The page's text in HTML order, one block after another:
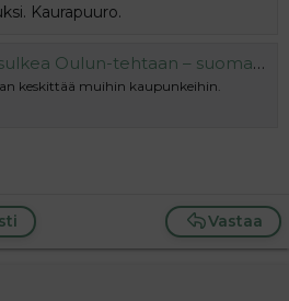
Kaurapuuro.
tehtaan – suomalaiset eivät juo tarpeeksi maitoa
keskittää muihin kaupunkeihin.
Vastaa